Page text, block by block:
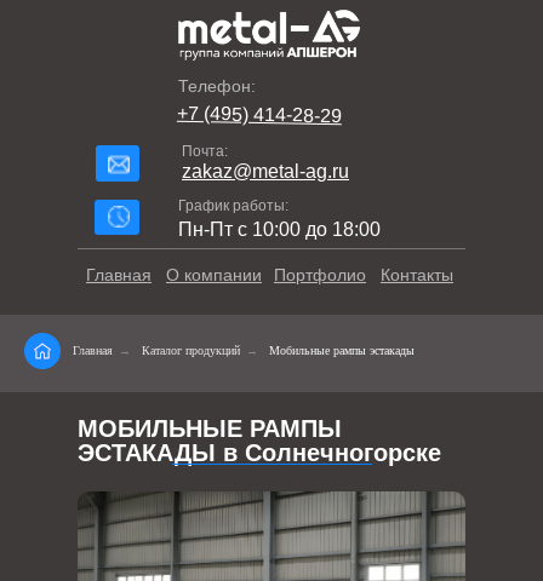
Телефон:
+7 (495) 414-28-29
Почта:
zakaz@metal-ag.ru
График работы:
Пн-Пт с 10:00 до 18:00
Контакты
Портфолио
О компании
Главная
Главная → Каталог продукций → Мобильные рампы эстакады
МОБИЛЬНЫЕ РАМПЫ
ЭСТАКАДЫ в Солнечногорске